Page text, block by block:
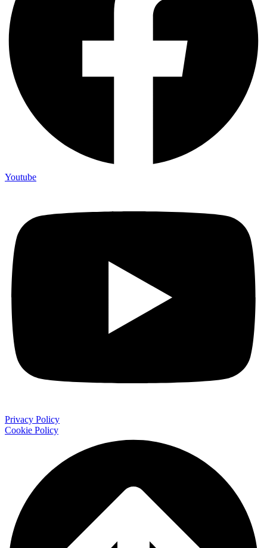
Youtube
Privacy Policy
Cookie Policy